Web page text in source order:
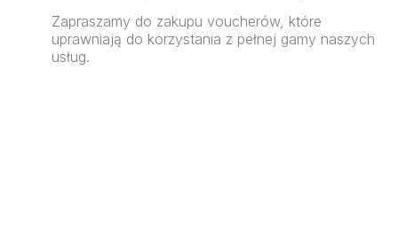
Zapraszamy do zakupu voucherów, które
uprawniają do korzystania z pełnej gamy naszych
usług.